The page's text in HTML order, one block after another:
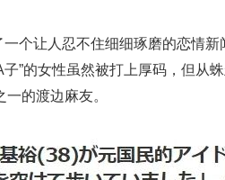
个让人忍不住细细琢磨的恋情
”的女性虽然被打上厚码，但从
的渡边麻友。